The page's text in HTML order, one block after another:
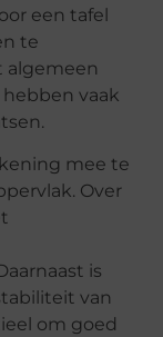
een tafel
te
algemeen
vaak
mee te
Over
is
van
om goed